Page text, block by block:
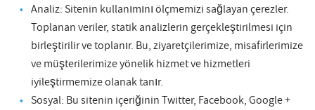
Analiz: Sitenin kullanımını ölçmemizi sağlayan çerezler.
Toplanan veriler, statik analizlerin gerçekleştirilmesi için
birleştirilir ve toplanır. Bu, ziyaretçilerimize, misafirlerimize
ve müşterilerimize yönelik hizmet ve hizmetleri
iyileştirmemize olanak tanır.
Sosyal: Bu sitenin içeriğinin Twitter, Facebook, Google +